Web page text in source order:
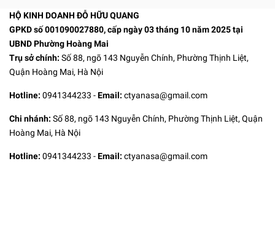
HỘ KINH DOANH ĐỖ HỮU QUANG
GPKD số 001090027880, cấp ngày 03 tháng 10 năm 2025 tại
UBND Phường Hoàng Mai
Trụ sở chính: Số 88, ngõ 143 Nguyễn Chính, Phường Thịnh Liệt,
Quận Hoàng Mai, Hà Nội
Hotline: 0941344233 -Email: ctyanasa@gmail.com
Chi nhánh: Số 88, ngõ 143 Nguyễn Chính, Phường Thịnh Liệt, Quận
Hoàng Mai, Hà Nội
Hotline: 0941344233 -Email: ctyanasa@gmail.com